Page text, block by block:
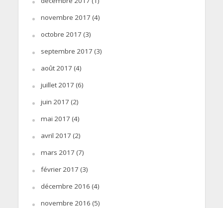
novembre 2017 (4)
octobre 2017 (3)
septembre 2017 (3)
août 2017 (4)
juillet 2017 (6)
juin 2017 (2)
mai 2017 (4)
avril 2017 (2)
mars 2017 (7)
février 2017 (3)
décembre 2016 (4)
novembre 2016 (5)